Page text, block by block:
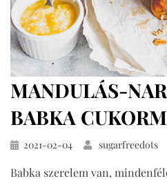
MANDULÁS-
BABKA
Közzétéve
2021-02-04 sugarfreedots
Babka szerelem van,